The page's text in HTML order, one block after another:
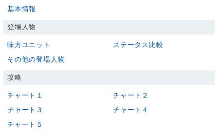
基本情報
登場人物
味方ユニット
ステータス比較
その他の登場人物
攻略
チャート１
チャート２
チャート３
チャート４
チャート５